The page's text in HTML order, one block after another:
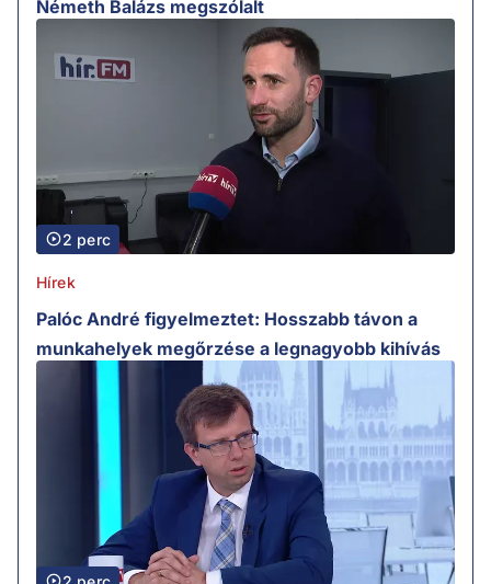
Németh Balázs megszólalt
2 perc
Hírek
Palóc André figyelmeztet: Hosszabb távon a
munkahelyek megőrzése a legnagyobb kihívás